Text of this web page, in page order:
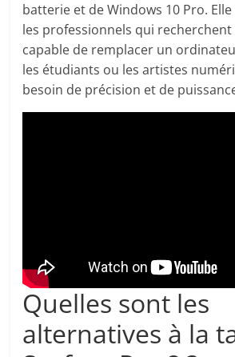
batterie et de Windows 10 Pro.
les professionnels qui
capable de remplacer un
les étudiants ou les artistes
besoin de précision et de
Quelles sont les
alternatives à la